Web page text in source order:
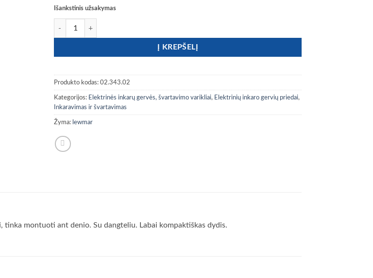
Išankstinis užsakymas
Į KREPŠELĮ
Produkto kodas: 02.343.02
Kategorijos: Elektrinės inkarų gervės, švartavimo varikliai, Elektrinių inkaro gervių priedai,
Inkaravimas ir švartavimas
Žyma: lewmar
montuoti ant denio. Su dangteliu. Labai kompaktiškas dydis.